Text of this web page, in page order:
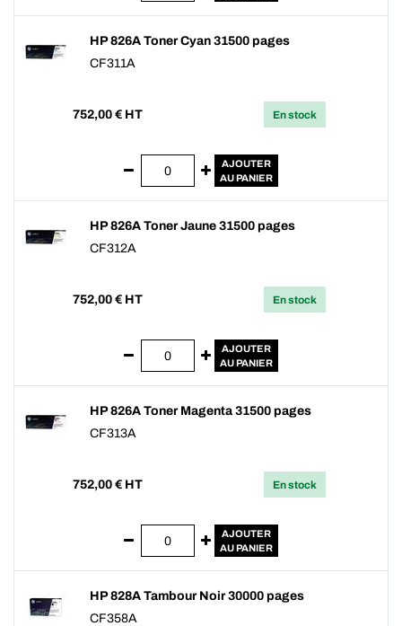
HP 826A Toner Cyan 31500 pages
CF311A
752,00 € HT En stock
AJOUTER
AU PANIER
HP 826A Toner Jaune 31500 pages
CF312A
752,00 € HT En stock
AJOUTER
AU PANIER
HP 826A Toner Magenta 31500 pages
CF313A
752,00 € HT En stock
AJOUTER
AU PANIER
HP 828A Tambour Noir 30000 pages
CF358A